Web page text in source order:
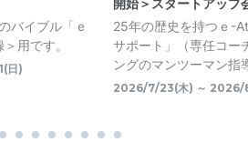
バイブル「ｅ
用です。
日)
25年の歴史を持つｅ-
サポート」（専任コー
ングのマンツーマン指
2026/7/23(木) ～ 2026/